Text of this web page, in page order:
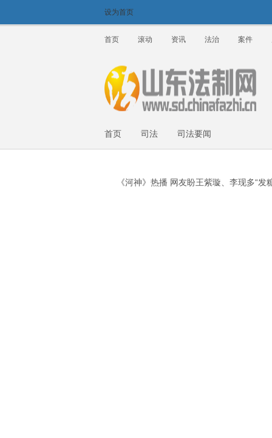
设为首页
首页 滚动 资讯 法治 案件
首页 司法 司法要闻
《河神》热播 网友盼王紫璇、李现多“发